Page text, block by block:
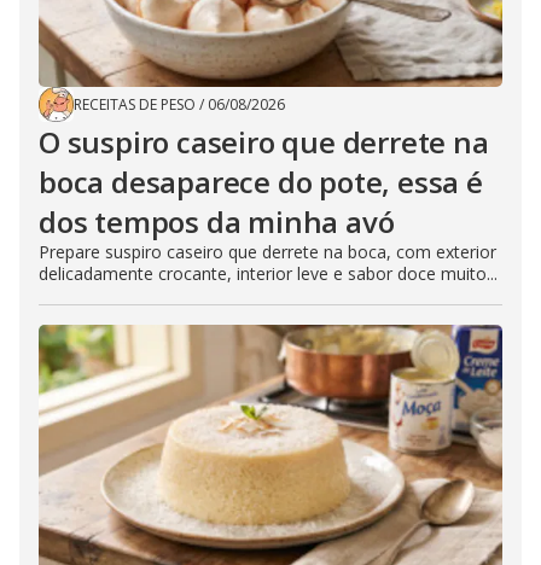
RECEITAS DE PESO / 06/08/2026
O suspiro caseiro que derrete na
boca desaparece do pote, essa é
dos tempos da minha avó
Prepare suspiro caseiro que derrete na boca, com exterior
delicadamente crocante, interior leve e sabor doce muito...